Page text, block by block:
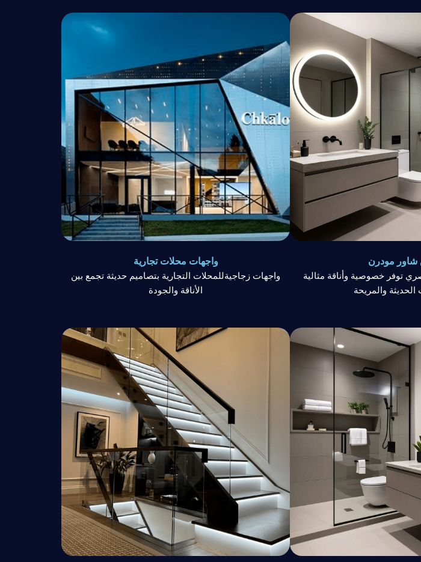
شاور مودرن
توفر خصوصية وأناقة مثالية
والمريحة
واجهات محلات تجارية
واجهات زجاجيةللمحلات التجارية بتصاميم حديثة تجمع بين
الأناقة والجودة